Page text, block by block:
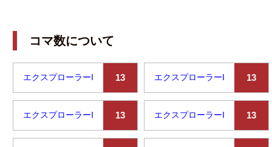
コマ数について
エクスプローラーI 13 エクスプローラーI 13
エクスプローラーI 13 エクスプローラーI 13